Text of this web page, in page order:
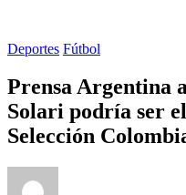
Deportes Fútbol
Prensa Argentina
Solari podría ser
Selección